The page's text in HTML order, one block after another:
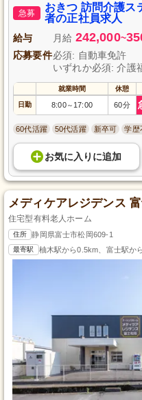
急募
おきつ 訪問介護ス
者の正社員求人
給与 月給 242,000~
応募要件必須: 自動車免許
いずれか必須: 介護
就業時間 休憩
日勤 8:00～ 17:00 60分
60代活躍 50代活躍 新卒可 学歴
お気に入り に追加
メディケアレジデンス
住宅型有料老人ホーム
住所 静岡県富士市松岡609-1
最寄駅 柚木駅から0.5km、富士駅か